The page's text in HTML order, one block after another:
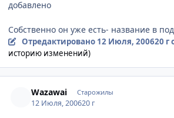
добавлено
Собственно он уже есть- название в
Отредактировано 12 Июля, 200620 г
историю изменений)
Wazawai Старожилы
12 Июля, 200620 г